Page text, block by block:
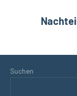
Suchen